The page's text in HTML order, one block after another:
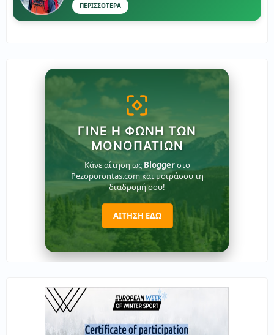
ΠΕΡΙΣΣΟΤΕΡΑ
ΓΊΝΕ Η ΦΩΝΉ ΤΩΝ
ΜΟΝΟΠΑΤΙΏΝ
Κάνε αίτηση ως Bloggerστο
Pezoporontas.com και μοιράσου τη
διαδρομή σου!
ΑΙΤΗΣΗ ΕΔΩ